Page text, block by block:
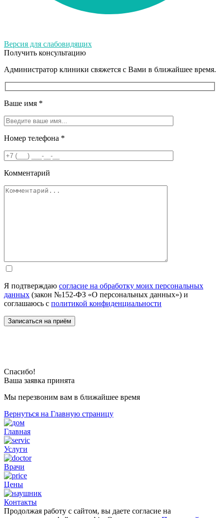
Версия для слабовидящих
Получить консультацию
Администратор клиники свяжется с Вами в ближайшее время.
Ваше имя *
Номер телефона *
Комментарий
Я подтверждаю согласие на обработку моих персональных
данных (закон №152-ФЗ «О персональных данных») и
соглашаюсь с политикой конфиденциальности
Спасибо!
Ваша заявка принята
Мы перезвоним вам в ближайшее время
Вернуться на Главную страницу
Главная
Услуги
Врачи
Цены
Контакты
Продолжая работу с сайтом, вы даете согласие на